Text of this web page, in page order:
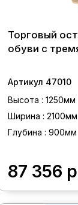
Торговый
обуви с
Артикул 47010
Высота : 1250мм
Ширина : 2100мм
Глубина : 900мм
87 356